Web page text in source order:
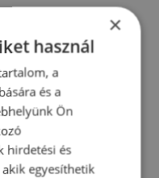
×
használ
a
és a
Ön
hirdetési és
egyesíthetik